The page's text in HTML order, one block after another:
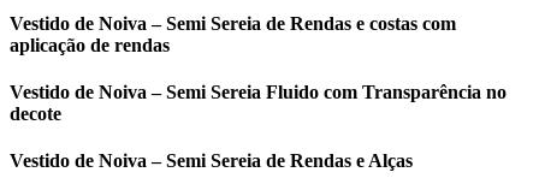
Vestido de Noiva – Semi Sereia de Rendas e costas com
aplicação de rendas
Vestido de Noiva – Semi Sereia Fluido com Transparência no
decote
Vestido de Noiva – Semi Sereia de Rendas e Alças